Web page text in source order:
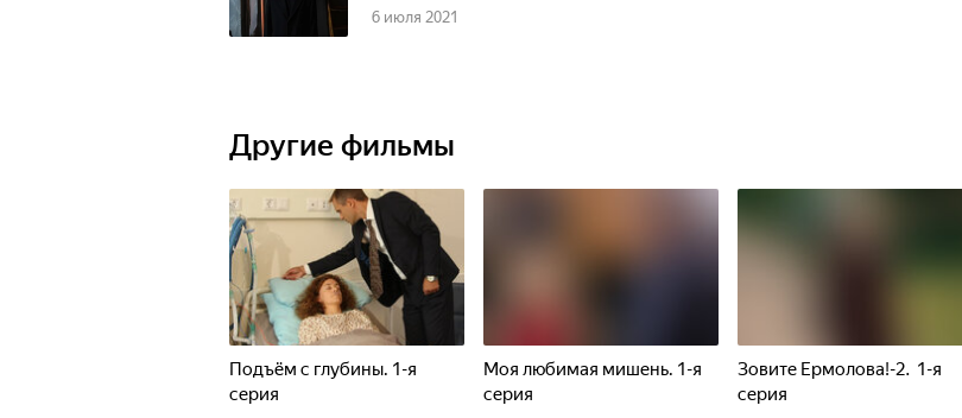
6 июля 2021
Другие фильмы
Подъём с глубины. 1-я
серия
Моя любимая мишень. 1-я
серия
Зовите Ермолова!-2. 1-я
серия